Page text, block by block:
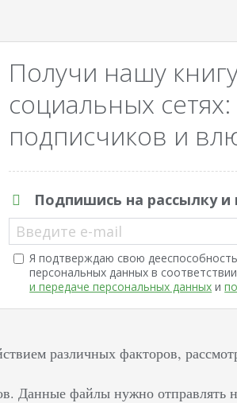
Получи нашу
социальных
подписчиков и
Подпишись на рассылку и
Введите e-mail
Я подтверждаю свою
персональных данных в
и передаче персональных данных и
различных факторов,
Данные файлы нужно отправлять